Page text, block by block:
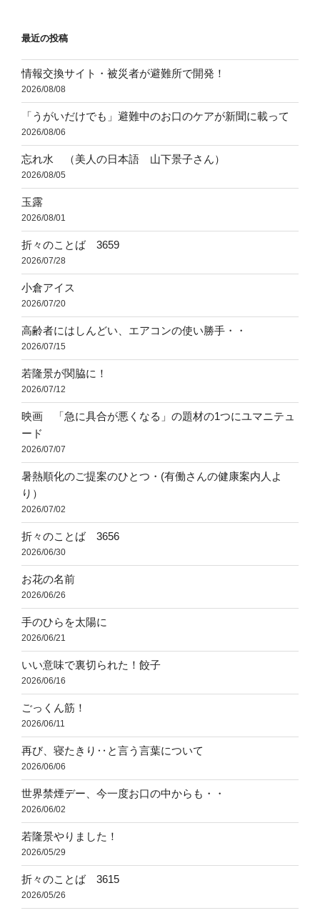
ン
最近の投稿
情報交換サイト・被災者が避難所で開発！
2026/08/08
「うがいだけでも」避難中のお口のケアが新聞に載って
2026/08/06
忘れ水 （美人の日本語 山下景子さん）
2026/08/05
玉露
2026/08/01
折々のことば 3659
2026/07/28
小倉アイス
2026/07/20
高齢者にはしんどい、エアコンの使い勝手・・
2026/07/15
若隆景が関脇に！
2026/07/12
映画 「急に具合が悪くなる」の題材の1つにユマニテュ
ード
2026/07/07
暑熱順化のご提案のひとつ・(有働さんの健康案内人よ
り）
2026/07/02
折々のことば 3656
2026/06/30
お花の名前
2026/06/26
手のひらを太陽に
2026/06/21
いい意味で裏切られた！餃子
2026/06/16
ごっくん筋！
2026/06/11
再び、寝たきり‥と言う言葉について
2026/06/06
世界禁煙デー、今一度お口の中からも・・
2026/06/02
若隆景やりました！
2026/05/29
折々のことば 3615
2026/05/26